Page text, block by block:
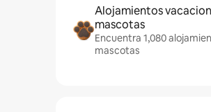
Alojamientos
mascotas
Encuentra 1,080
mascotas